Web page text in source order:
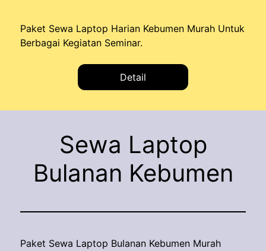
Paket Sewa Laptop Harian Kebumen Murah Untuk
Berbagai Kegiatan Seminar.
Detail
Sewa Laptop
Bulanan Kebumen
Paket Sewa Laptop Bulanan Kebumen Murah